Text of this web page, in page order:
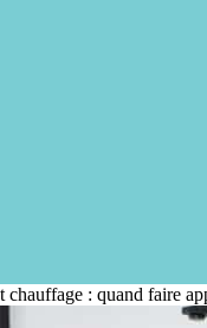
chauffage : quand faire